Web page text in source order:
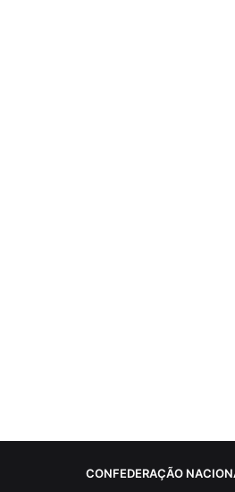
CONFEDERAÇÃO